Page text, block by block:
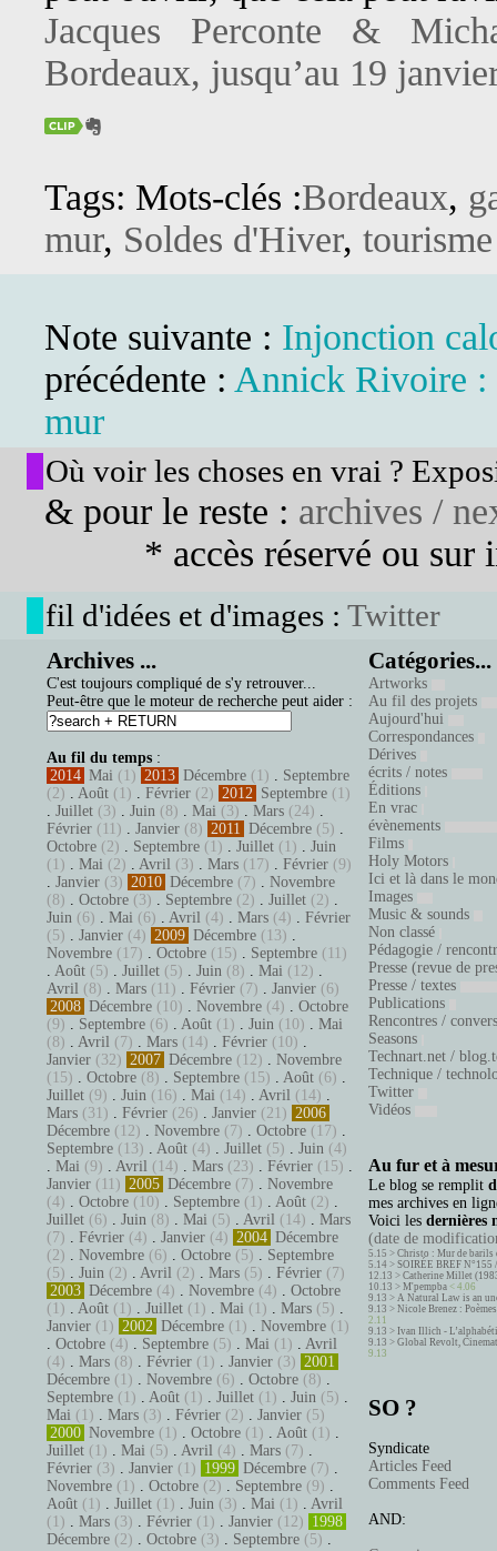
Jacques Perconte &
Bordeaux, jusqu’au 19
Tags: Mots-clés :Bordeaux,
mur, Soldes d'Hiver, tourisme
Note suivante : Injonction
précédente : Annick Rivoire :
mur
Où voir les choses en vrai ?
& pour le reste : archives /
* accès réservé ou sur
fil d'idées et d'images : Twitter
Archives ...
C'est toujours compliqué de s'y retrouver...
Peut-être que le moteur de recherche peut aider :
Au fil du temps :
2014 Mai (1) 2013 Décembre (1) . Septembre
(2) . Août (1) . Février (2) 2012 Septembre (1)
. Juillet (3) . Juin (8) . Mai (3) . Mars (24) .
Février (11) . Janvier (8) 2011 Décembre (5) .
Octobre (2) . Septembre (1) . Juillet (1) . Juin
(1) . Mai (2) . Avril (3) . Mars (17) . Février (9)
. Janvier (3) 2010 Décembre (7) . Novembre
(8) . Octobre (3) . Septembre (2) . Juillet (2) .
Juin (6) . Mai (6) . Avril (4) . Mars (4) . Février
(5) . Janvier (4) 2009 Décembre (13) .
Novembre (17) . Octobre (15) . Septembre (11)
. Août (5) . Juillet (5) . Juin (8) . Mai (12) .
Avril (8) . Mars (11) . Février (7) . Janvier (6)
2008 Décembre (10) . Novembre (4) . Octobre
(9) . Septembre (6) . Août (1) . Juin (10) . Mai
(8) . Avril (7) . Mars (14) . Février (10) .
Janvier (32) 2007 Décembre (12) . Novembre
(15) . Octobre (8) . Septembre (15) . Août (6) .
Juillet (9) . Juin (16) . Mai (14) . Avril (14) .
Mars (31) . Février (26) . Janvier (21) 2006
Décembre (12) . Novembre (7) . Octobre (17) .
Septembre (13) . Août (4) . Juillet (5) . Juin (4)
. Mai (9) . Avril (14) . Mars (23) . Février (15) .
Janvier (11) 2005 Décembre (7) . Novembre
(4) . Octobre (10) . Septembre (1) . Août (2) .
Juillet (6) . Juin (8) . Mai (5) . Avril (14) . Mars
(7) . Février (4) . Janvier (4) 2004 Décembre
(2) . Novembre (6) . Octobre (5) . Septembre
(5) . Juin (2) . Avril (2) . Mars (5) . Février (7)
2003 Décembre (4) . Novembre (4) . Octobre
(1) . Août (1) . Juillet (1) . Mai (1) . Mars (5) .
Janvier (1) 2002 Décembre (1) . Novembre (1)
. Octobre (4) . Septembre (5) . Mai (1) . Avril
(4) . Mars (8) . Février (1) . Janvier (3) 2001
Décembre (1) . Novembre (6) . Octobre (8) .
Septembre (1) . Août (1) . Juillet (1) . Juin (5) .
Mai (1) . Mars (3) . Février (2) . Janvier (5)
2000 Novembre (1) . Octobre (1) . Août (1) .
Juillet (1) . Mai (5) . Avril (4) . Mars (7) .
Février (3) . Janvier (1) 1999 Décembre (7) .
Novembre (1) . Octobre (2) . Septembre (9) .
Août (1) . Juillet (1) . Juin (3) . Mai (1) . Avril
(1) . Mars (3) . Février (1) . Janvier (12) 1998
Décembre (2) . Octobre (3) . Septembre (5) .
Catégories...
Artworks
Au fil des projets
Aujourd'hui
Correspondances
Dérives
écrits / notes
Éditions
En vrac
évènements
Films
Holy Motors
Ici et là dans le
Images
Music & sounds
Non classé
Pédagogie /
Presse (revue de
Presse / textes
Publications
Rencontres /
Seasons
Technart.net /
Technique /
Twitter
Vidéos
Au fur et à
Le blog se remplit
mes archives en
Voici les dernières
(date de
5.15 > Christo : Mur de barils
5.14 > SOIRÉE BREF
12.13 > Catherine Millet
10.13 > M'pempba < 4.06
9.13 > A Natural Law is an
9.13 > Nicole Brenez :
2.11
9.13 > Ivan Illich -
9.13 > Global Revolt,
9.13
SO ?
Syndicate
Articles Feed
Comments Feed
AND: